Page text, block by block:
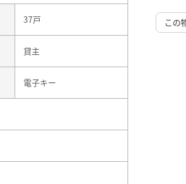
この
37戸
貸主
電子キー